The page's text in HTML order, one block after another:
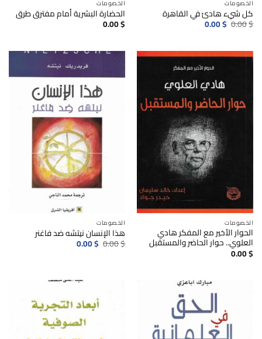
الخصومات
كل شيء هادئ في القاهرة
0.00$ السعر
الأصلي
0.00$ السعر
الحالي
الخصومات
الحضارة البشرية أمام مفترق طرق
0.00$
الخصومات
الحوار الأخير مع المفكر هادي
العلوي.. حوار الحاضر والمستقبل
0.00$
الخصومات
هذا الإنسان نيتشه ضد فاغنر
0.00$ السعر
الأصلي
0.00$ السعر
الحالي